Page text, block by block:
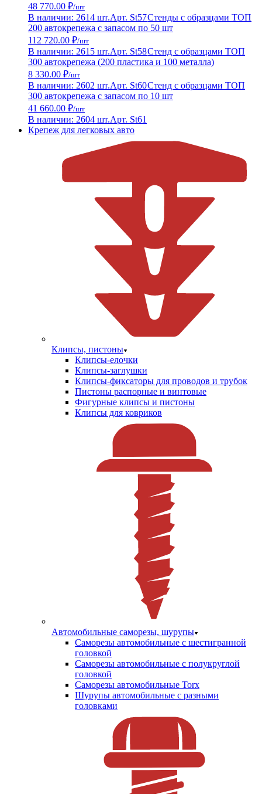
48 770.00 ₽/шт
В наличии: 2614 шт.Арт. St57Стенды с образцами ТОП
200 автокрепежа с запасом по 50 шт
112 720.00 ₽/шт
В наличии: 2615 шт.Арт. St58Стенд с образцами ТОП
300 автокрепежа (200 пластика и 100 металла)
8 330.00 ₽/шт
В наличии: 2602 шт.Арт. St60Стенд с образцами ТОП
300 автокрепежа с запасом по 10 шт
41 660.00 ₽/шт
В наличии: 2604 шт.Арт. St61
Крепеж для легковых авто
Клипсы, пистоны
Клипсы-елочки
Клипсы-заглушки
Клипсы-фиксаторы для проводов и трубок
Пистоны распорные и винтовые
Фигурные клипсы и пистоны
Клипсы для ковриков
Автомобильные саморезы, шурупы
Саморезы автомобильные с шестигранной
головкой
Саморезы автомобильные с полукруглой
головкой
Саморезы автомобильные Torx
Шурупы автомобильные с разными
головками